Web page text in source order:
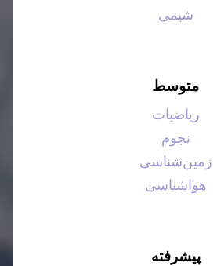
شیمی
متوسط
ریاضیات
نجوم
زمین‌شناسی
هواشناسی
پیشرفته